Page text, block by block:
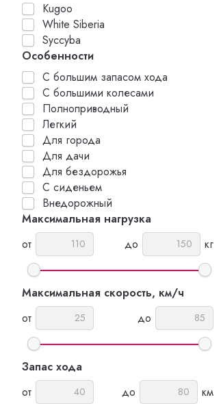
Kugoo
White Siberia
Syccyba
Особенности
С большим запасом хода
С большими колесами
Полноприводный
Легкий
Для города
Для дачи
Для бездорожья
С сиденьем
Внедорожный
Максимальная нагрузка
от
до кг
Максимальная скорость, км/ч
от
до
Запас хода
от
до км